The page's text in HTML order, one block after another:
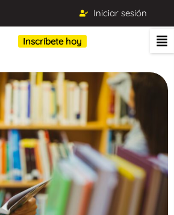
Iniciar sesión
Inscríbete hoy